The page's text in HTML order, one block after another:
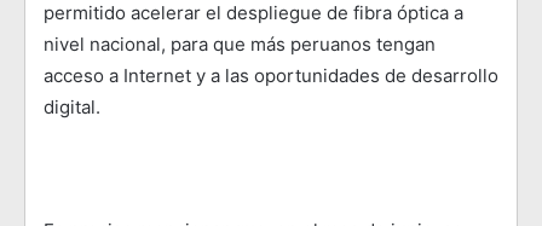
permitido acelerar el despliegue de fibra óptica a
nivel nacional, para que más peruanos tengan
acceso a Internet y a las oportunidades de desarrollo
digital.